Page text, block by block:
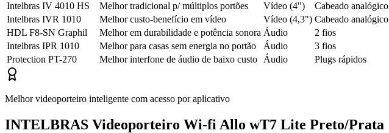
Intelbras IV 4010 HS
Melhor tradicional p/ múltiplos portões Vídeo (4") Cabeado analógico
Intelbras IVR 1010
Melhor custo-benefício em vídeo Vídeo (4,3") Cabeado analógico
HDL F8-SN Graphil
Melhor em durabilidade e potência sonora Áudio 2 fios
Intelbras IPR 1010
Melhor para casas sem energia no portão Áudio 3 fios
Protection PT-270
Melhor interfone de áudio de baixo custo Áudio Plugs rápidos
Melhor videoporteiro inteligente com acesso por aplicativo
INTELBRAS Videoporteiro Wi-fi Allo wT7 Lite Preto/Prata